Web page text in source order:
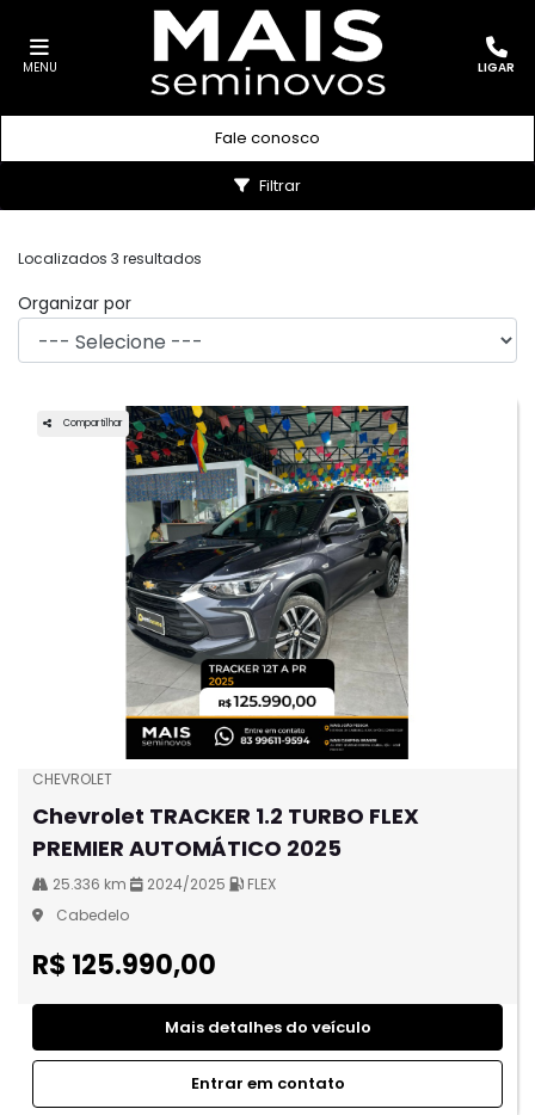
MENU LIGAR
Fale conosco
Localizados 3 resultados
Filtrar
Organizar por
Compartilhar
CHEVROLET
Chevrolet TRACKER 1.2 TURBO FLEX
PREMIER AUTOMÁTICO 2025
25.336 km 2024/2025
FLEX
Cabedelo
R$ 125.990,00
Mais detalhes do veículo
Entrar em contato